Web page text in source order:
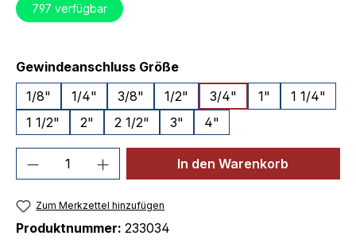
797 verfügbar
Gewindeanschluss Größeauswählen
1/8"
1/4" 3/8" 1/2" 3/4" 1"
1 1/4"
1 1/2"
2" 2 1/2" 3" 4"
Produkt Anzahl: Gib denIn den Warenkorb
Zum Merkzettel hinzufügen
Produktnummer: 233034